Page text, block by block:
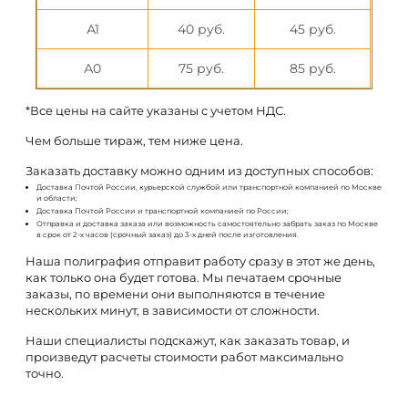
А1 40 руб. 45 руб.
А0 75 руб. 85 руб.
*Все цены на сайте указаны с учетом НДС.
Чем больше тираж, тем ниже цена.
Заказать доставку можно одним из доступных способов:
Доставка Почтой России, курьерской службой или транспортной компанией по Москве
и области;
Доставка Почтой России и транспортной компанией по России;
Отправка и доставка заказа или возможность самостоятельно забрать заказ по Москве
в срок от 2-х часов (срочный заказ) до 3-х дней после изготовления.
Наша полиграфия отправит работу сразу в этот же день,
как только она будет готова. Мы печатаем срочные
заказы, по времени они выполняются в течение
нескольких минут, в зависимости от сложности.
Наши специалисты подскажут, как заказать товар, и
произведут расчеты стоимости работ максимально
точно.